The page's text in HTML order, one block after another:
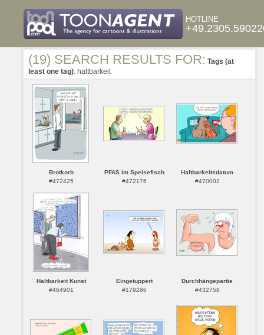
HOTLINE
(19) SEARCH RESULTS FOR: Tags (at
least one tag): haltbarkeit
Brotkorb
#472425
PFAS im Speisefisch
#472176
Haltbarkeitsdatum
#470002
Haltbarkeit Kunst
#464901
Eingetuppert
#179286
Durchhängepartie
#432758